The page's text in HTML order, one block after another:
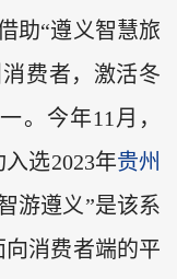
助“遵义智慧旅
费者，激活冬
。今年11月，
选2023年贵州
游遵义”是该系
消费者端的平